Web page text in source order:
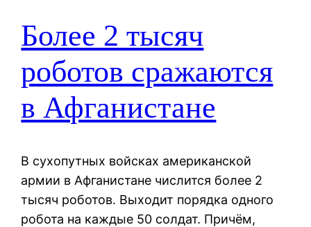
Более 2 тысяч
роботов сражаются
в Афганистане
В сухопутных войсках американской
армии в Афганистане числится более 2
тысяч роботов. Выходит порядка одного
робота на каждые 50 солдат. Причём,